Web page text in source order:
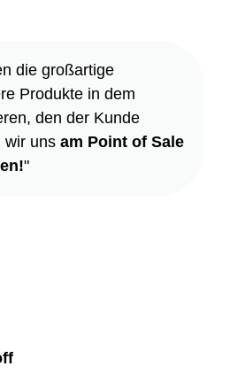
die großartige
Produkte in dem
den der Kunde
wir uns am Point of Sale
"